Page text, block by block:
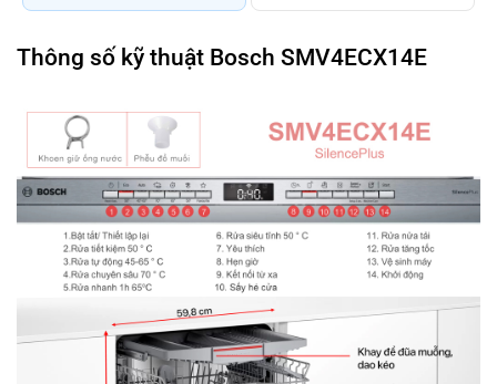
Thông số kỹ thuật Bosch SMV4ECX14E